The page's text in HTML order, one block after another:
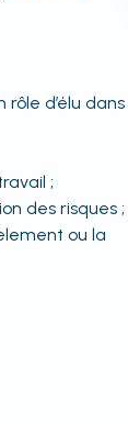
d’élu dans
;
des risques ;
ou la